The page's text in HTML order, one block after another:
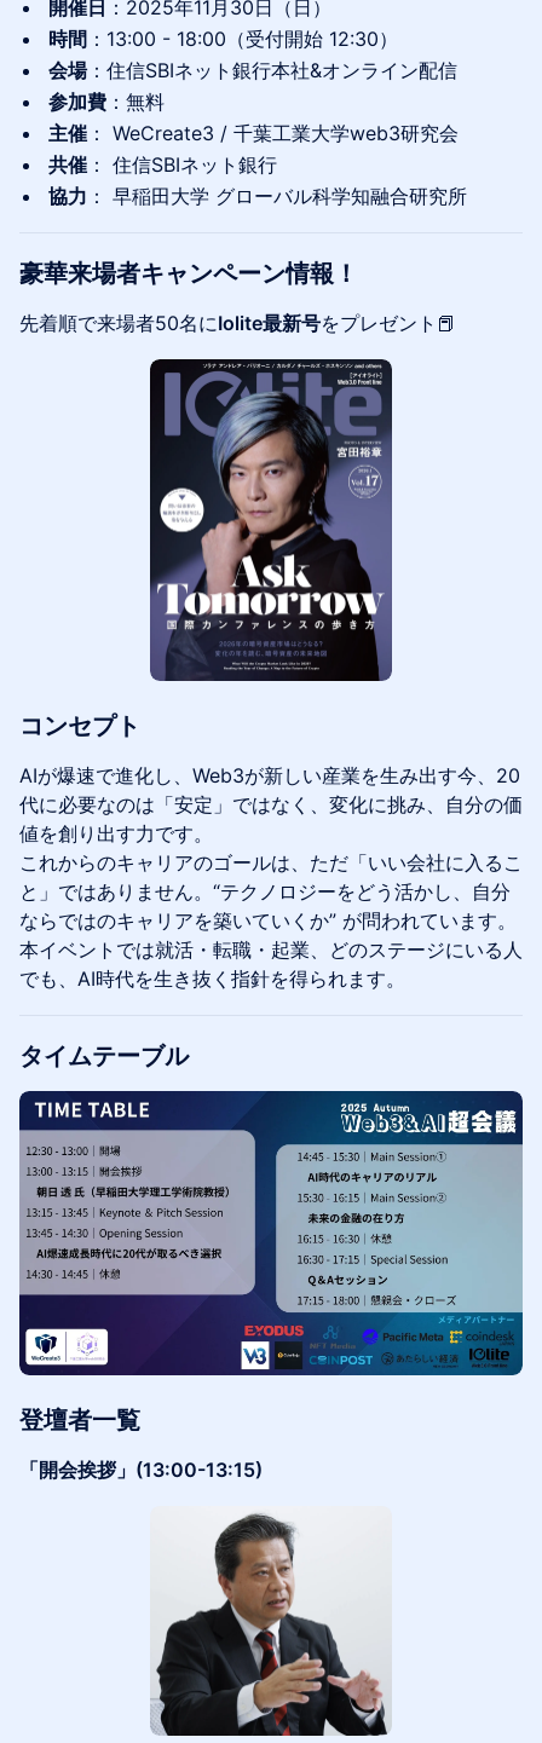
開催日 ：2025年11月30日（日）
時間 ：13:00 - 18:00（受付開始 12:30）
会場：住信SBIネット銀行本社&オンライン配信
参加費 ：無料
主催 ： WeCreate3 / 千葉工業大学web3研究会
共催 ： 住信SBIネット銀行
協力 ： 早稲田大学 グローバル科学知融合研究所
豪華来場者キャンペーン情報！
先着順で来場者50名にIolite最新号をプレゼント📕
コンセプト
AIが爆速で進化し、Web3が新しい産業を生み出す今、20
代に必要なのは「安定」ではなく、変化に挑み、自分の価
値を創り出す力です。
これからのキャリアのゴールは、ただ「いい会社に入るこ
と」ではありません。“テクノロジーをどう活かし、自分
ならではのキャリアを築いていくか” が問われています。
本イベントでは就活・転職・起業、どのステージにいる人
でも、AI時代を生き抜く指針を得られます。
タイムテーブル
登壇者一覧
「開会挨拶」(13:00-13:15)